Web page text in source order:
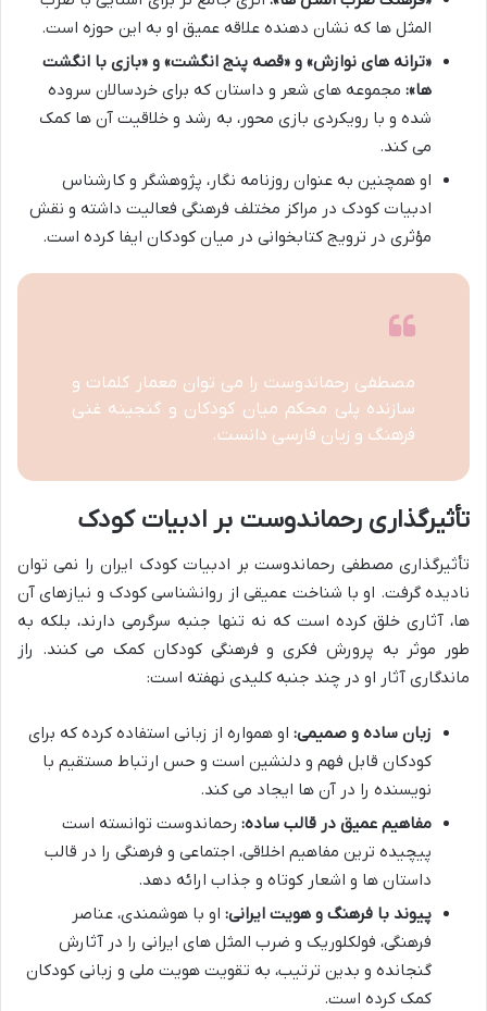
المثل ها که نشان دهنده علاقه عمیق او به این حوزه است.
«ترانه های نوازش» و «قصه پنج انگشت» و «بازی با انگشت
ها»: مجموعه های شعر و داستان که برای خردسالان سروده
شده و با رویکردی بازی محور، به رشد و خلاقیت آن ها کمک
می کند.
او همچنین به عنوان روزنامه نگار، پژوهشگر و کارشناس
ادبیات کودک در مراکز مختلف فرهنگی فعالیت داشته و نقش
مؤثری در ترویج کتابخوانی در میان کودکان ایفا کرده است.
مصطفی رحماندوست را می توان معمار کلمات و
سازنده پلی محکم میان کودکان و گنجینه غنی
فرهنگ و زبان فارسی دانست.
تأثیرگذاری رحماندوست بر ادبیات کودک
تأثیرگذاری مصطفی رحماندوست بر ادبیات کودک ایران را نمی توان
نادیده گرفت. او با شناخت عمیقی از روانشناسی کودک و نیازهای آن
ها، آثاری خلق کرده است که نه تنها جنبه سرگرمی دارند، بلکه به
طور موثر به پرورش فکری و فرهنگی کودکان کمک می کنند. راز
ماندگاری آثار او در چند جنبه کلیدی نهفته است:
زبان ساده و صمیمی: او همواره از زبانی استفاده کرده که برای
کودکان قابل فهم و دلنشین است و حس ارتباط مستقیم با
نویسنده را در آن ها ایجاد می کند.
مفاهیم عمیق در قالب ساده: رحماندوست توانسته است
پیچیده ترین مفاهیم اخلاقی، اجتماعی و فرهنگی را در قالب
داستان ها و اشعار کوتاه و جذاب ارائه دهد.
پیوند با فرهنگ و هویت ایرانی: او با هوشمندی، عناصر
فرهنگی، فولکلوریک و ضرب المثل های ایرانی را در آثارش
گنجانده و بدین ترتیب، به تقویت هویت ملی و زبانی کودکان
کمک کرده است.